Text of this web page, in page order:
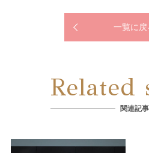
一覧に戻
Related
関連記事